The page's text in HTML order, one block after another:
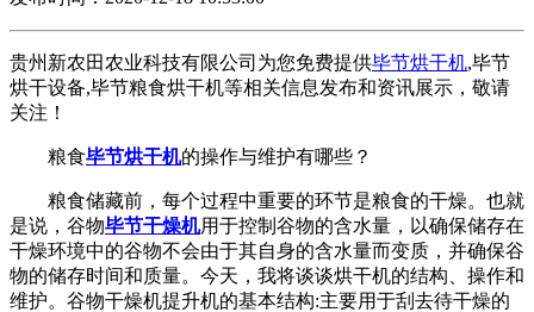
贵州新农田农业科技有限公司为您免费提供毕节烘干机,毕节
烘干设备,毕节粮食烘干机等相关信息发布和资讯展示，敬请
关注！
粮食毕节烘干机的操作与维护有哪些？
粮食储藏前，每个过程中重要的环节是粮食的干燥。也就
是说，谷物毕节干燥机用于控制谷物的含水量，以确保储存在
干燥环境中的谷物不会由于其自身的含水量而变质，并确保谷
物的储存时间和质量。今天，我将谈谈烘干机的结构、操作和
维护。谷物干燥机提升机的基本结构:主要用于刮去待干燥的